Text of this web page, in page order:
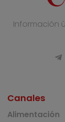
Información
Canales
Alimentación